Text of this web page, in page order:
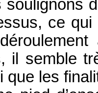
soulignons
ce qui
il semble
que les